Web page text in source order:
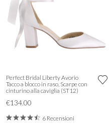
Perfect Bridal Liberty Avorio
Tacco a blocco in raso, Scarpe con
cinturino alla caviglia (ST12)
€134.00
6 Recensioni